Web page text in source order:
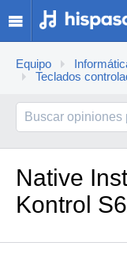
Equipo
Teclados
Native
Kontrol